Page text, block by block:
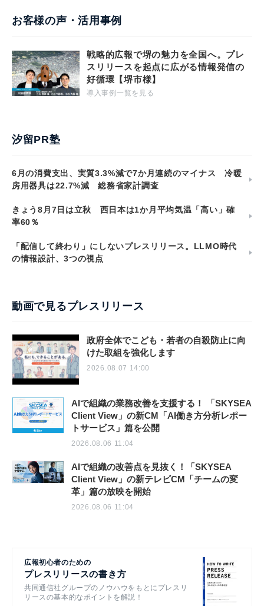
お客様の声・活用事例
戦略的広報で堺の魅力を全国へ。プレ
スリリースを起点に広がる情報発信の
好循環【堺市様】
導入事例一覧を見る
汐留PR塾
6月の消費支出、実質3.3%減で7か月連続のマイナス 冷暖
房用器具は22.7%減 総務省家計調査
きょう8月7日は立秋 西日本は1か月平均気温「高い」確
率60％
「配信して終わり」にしないプレスリリース。LLMO時代
の情報設計、3つの視点
動画で見るプレスリリース
政府全体でこども・若者の自殺防止に向
けた取組を強化します
2026.08.07 14:00
AIで組織の業務改善を支援する！ 「SKYSEA
Client View」の新CM「AI働き方分析レポー
トサービス」篇を公開
2026.08.06 11:04
AIで組織の改善点を見抜く！「SKYSEA
Client View」の新テレビCM「チームの変
革」篇の放映を開始
2026.08.06 11:04
広報初心者のための
プレスリリースの書き方
共同通信社グループのノウハウをもとにプレスリ
リースの基本的なポイントを解説！